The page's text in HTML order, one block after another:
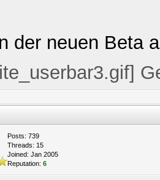
der neuen Beta
Posts: 739
Threads: 15
Joined: Jan 2005
Reputation: 6